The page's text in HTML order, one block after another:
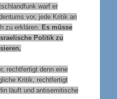
warf er
vor, jede Kritik an
zu erklären. Es müsse
Politik zu
rechtfertigt denn eine
Kritik, rechtfertigt
läuft und antisemitische